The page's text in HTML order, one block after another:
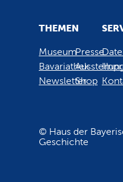
THEMEN
Museum
Bavariathek
Newsletter
Presse
Shop
© Haus der
Geschichte